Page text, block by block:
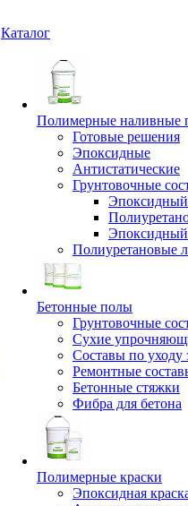
Каталог
Полимерные наливные
Готовые решения
Эпоксидные
Антистатические
Грунтовочные
Эпоксидный
Эпоксидный
Полиуретановые
Бетонные полы
Грунтовочные
Сухие
Составы по
Ремонтные
Бетонные стяжки
Фибра для бетона
Полимерные краски
Эпоксидная